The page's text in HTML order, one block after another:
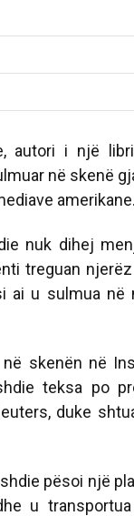
autori i një
në skenë
amerikane.
nuk dihej
treguan
ai u sulmua në
skenën në
teksa po
duke
pësoi një
u